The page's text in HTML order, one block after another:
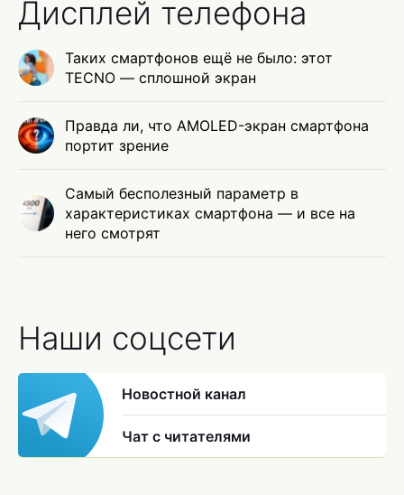
Дисплей телефона
Таких смартфонов ещё не было: этот
TECNO — сплошной экран
Правда ли, что AMOLED-экран смартфона
портит зрение
Самый бесполезный параметр в
характеристиках смартфона — и все на
него смотрят
Наши соцсети
Новостной канал
Чат с читателями